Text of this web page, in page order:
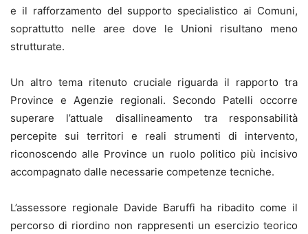
e il rafforzamento del supporto specialistico ai Comuni,
soprattutto nelle aree dove le Unioni risultano meno
strutturate.
Un altro tema ritenuto cruciale riguarda il rapporto tra
Province e Agenzie regionali. Secondo Patelli occorre
superare l’attuale disallineamento tra responsabilità
percepite sui territori e reali strumenti di intervento,
riconoscendo alle Province un ruolo politico più incisivo
accompagnato dalle necessarie competenze tecniche.
L’assessore regionale Davide Baruffi ha ribadito come il
percorso di riordino non rappresenti un esercizio teorico